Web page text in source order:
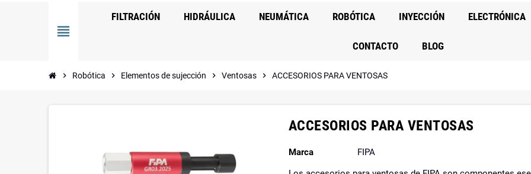
view_headline
FILTRACIÓN HIDRÁULICA NEUMÁTICA ROBÓTICA INYECCIÓN ELECTRÓNICA
CONTACTO BLOG
chevron_right Robótica chevron_right Elementos de sujección chevron_right Ventosas chevron_right ACCESORIOS PARA VENTOSAS
ACCESORIOS PARA VENTOSAS
Marca
FIPA